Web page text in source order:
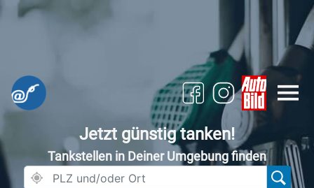
Jetzt günstig tanken!
Tankstellen in Deiner Umgebung finden